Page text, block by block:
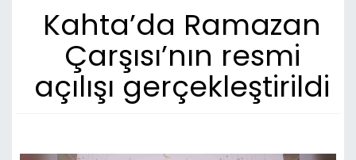
Kahta’da Ramazan
Çarşısı’nın resmi
açılışı gerçekleştirildi